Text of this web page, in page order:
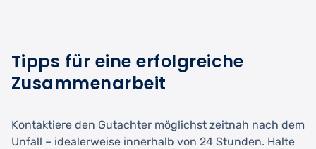
Tipps für eine erfolgreiche
Zusammenarbeit
Kontaktiere den Gutachter möglichst zeitnah nach dem
Unfall – idealerweise innerhalb von 24 Stunden. Halte